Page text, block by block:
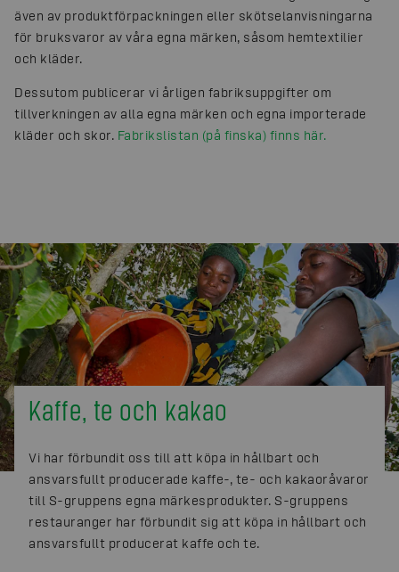
även av produktförpackningen eller skötselanvisningarna
för bruksvaror av våra egna märken, såsom hemtextilier
och kläder.
Dessutom publicerar vi årligen fabriksuppgifter om
tillverkningen av alla egna märken och egna importerade
kläder och skor. Fabrikslistan (på finska) finns här.
Kaffe, te och kakao
Vi har förbundit oss till att köpa in hållbart och
ansvarsfullt producerade kaffe-, te- och kakaoråvaror
till S-gruppens egna märkesprodukter. S-gruppens
restauranger har förbundit sig att köpa in hållbart och
ansvarsfullt producerat kaffe och te.